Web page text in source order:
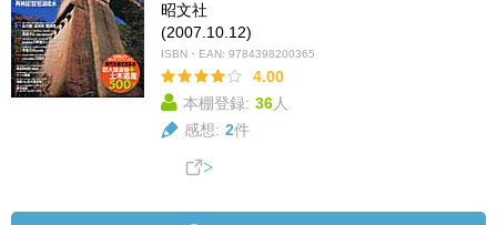
昭文社
(2007.10.12)
ISBN・EAN: 9784398200365
4.00
本棚登録: 36人
感想: 2件